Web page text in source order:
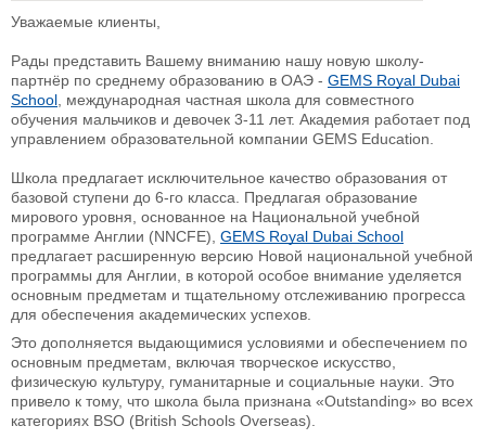
Уважаемые клиенты,
Рады представить Вашему вниманию нашу новую школу-
партнёр по среднему образованию в ОАЭ - GEMS Royal Dubai
School , международная частная школа для совместного
обучения мальчиков и девочек 3-11 лет. Академия работает под
управлением образовательной компании GEMS Education.
Школа предлагает исключительное качество образования от
базовой ступени до 6-го класса. Предлагая образование
мирового уровня, основанное на Национальной учебной
программе Англии (NNCFE), GEMS Royal Dubai School
предлагает расширенную версию Новой национальной учебной
программы для Англии, в которой особое внимание уделяется
основным предметам и тщательному отслеживанию прогресса
для обеспечения академических успехов.
Это дополняется выдающимися условиями и обеспечением по
основным предметам, включая творческое искусство,
физическую культуру, гуманитарные и социальные науки. Это
привело к тому, что школа была признана «Outstanding» во всех
категориях BSO (British Schools Overseas).